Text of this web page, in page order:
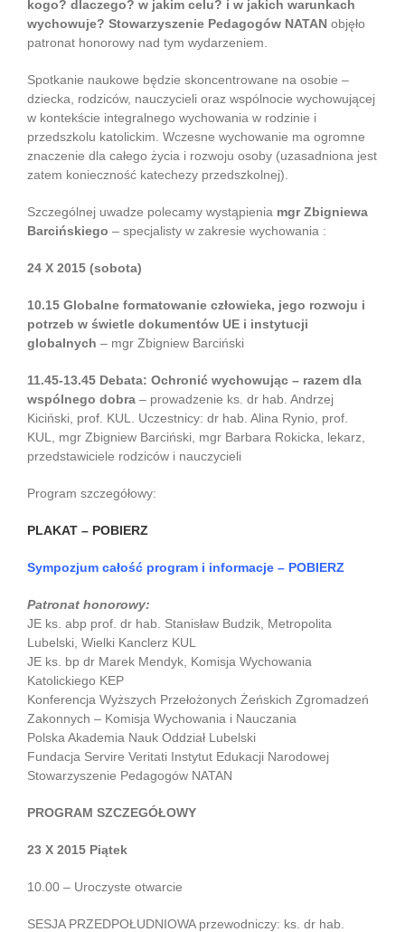
kogo? dlaczego? w jakim celu? i w jakich warunkach
wychowuje? Stowarzyszenie Pedagogów NATAN objęło
patronat honorowy nad tym wydarzeniem.
Spotkanie naukowe będzie skoncentrowane na osobie –
dziecka, rodziców, nauczycieli oraz wspólnocie wychowującej
w kontekście integralnego wychowania w rodzinie i
przedszkolu katolickim. Wczesne wychowanie ma ogromne
znaczenie dla całego życia i rozwoju osoby (uzasadniona jest
zatem konieczność katechezy przedszkolnej).
Szczególnej uwadze polecamy wystąpienia mgr Zbigniewa
Barcińskiego – specjalisty w zakresie wychowania :
24 X 2015 (sobota)
10.15 Globalne formatowanie człowieka, jego rozwoju i
potrzeb w świetle dokumentów UE i instytucji
globalnych – mgr Zbigniew Barciński
11.45-13.45 Debata: Ochronić wychowując – razem dla
wspólnego dobra – prowadzenie ks. dr hab. Andrzej
Kiciński, prof. KUL. Uczestnicy: dr hab. Alina Rynio, prof.
KUL, mgr Zbigniew Barciński, mgr Barbara Rokicka, lekarz,
przedstawiciele rodziców i nauczycieli
Program szczegółowy:
PLAKAT – POBIERZ
Sympozjum całość program i informacje – POBIERZ
Patronat honorowy:
JE ks. abp prof. dr hab. Stanisław Budzik, Metropolita
Lubelski, Wielki Kanclerz KUL
JE ks. bp dr Marek Mendyk, Komisja Wychowania
Katolickiego KEP
Konferencja Wyższych Przełożonych Żeńskich Zgromadzeń
Zakonnych – Komisja Wychowania i Nauczania
Polska Akademia Nauk Oddział Lubelski
Fundacja Servire Veritati Instytut Edukacji Narodowej
Stowarzyszenie Pedagogów NATAN
PROGRAM SZCZEGÓŁOWY
23 X 2015 Piątek
10.00 – Uroczyste otwarcie
SESJA PRZEDPOŁUDNIOWA przewodniczy: ks. dr hab.